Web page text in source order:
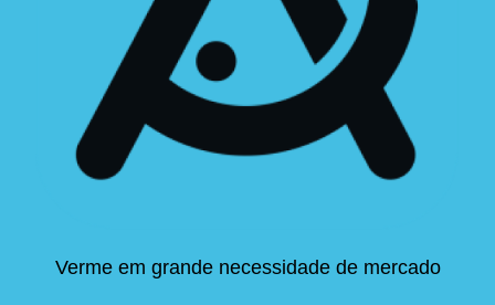
Verme em grande necessidade de mercado